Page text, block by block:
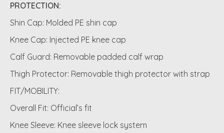
PROTECTION:
Shin Cap: Molded PE shin cap
Knee Cap: Injected PE knee cap
Calf Guard: Removable padded calf wrap
Thigh Protector: Removable thigh protector with strap
FIT/MOBILITY:
Overall Fit: Official’s fit
Knee Sleeve: Knee sleeve lock system